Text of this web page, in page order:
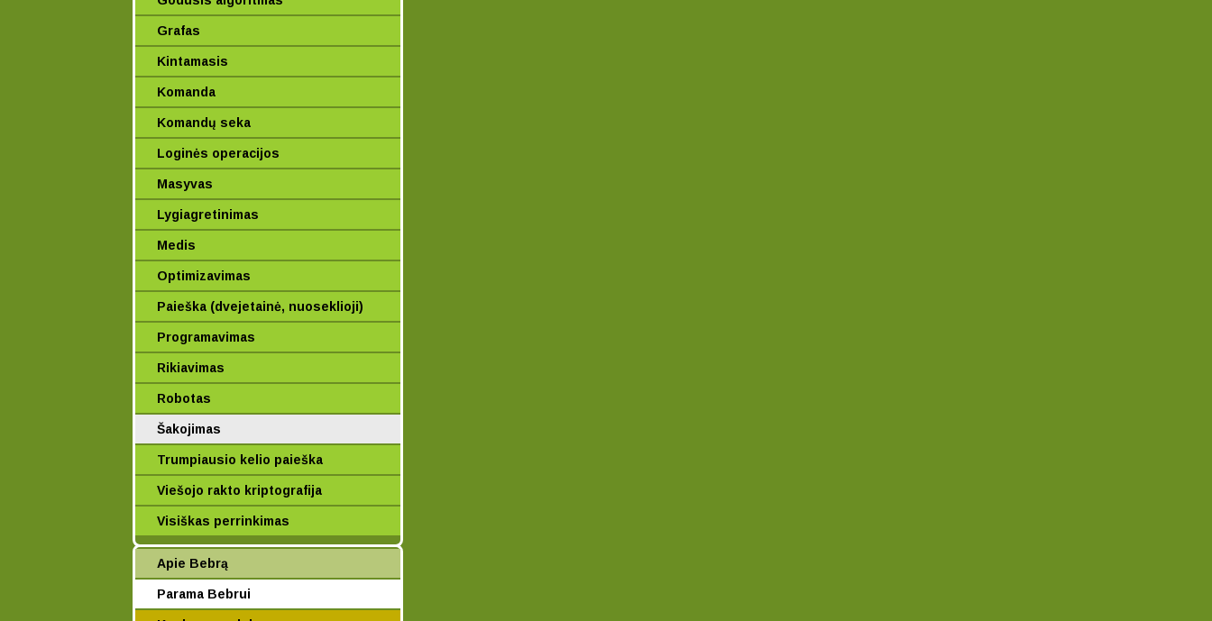
Grafas
Kintamasis
Komanda
Komandų seka
Loginės operacijos
Masyvas
Lygiagretinimas
Medis
Optimizavimas
Paieška (dvejetainė, nuoseklioji)
Programavimas
Rikiavimas
Robotas
Šakojimas
Trumpiausio kelio paieška
Viešojo rakto kriptografija
Visiškas perrinkimas
Apie Bebrą
Parama Bebrui